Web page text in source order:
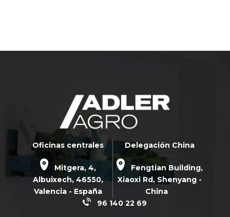
Oficinas centrales
Mitgera, 4,
Albuixech, 46550,
Valencia - España
Delegación China
Fengtian Building,
Xiaoxi Rd,Shenyang -
China
96 140 22 69